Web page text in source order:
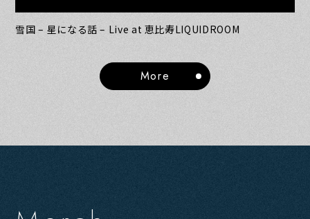
雪国 – 星になる話 – Live at 恵比寿LIQUIDROOM
More